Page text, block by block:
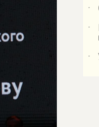
˙
˙
˙